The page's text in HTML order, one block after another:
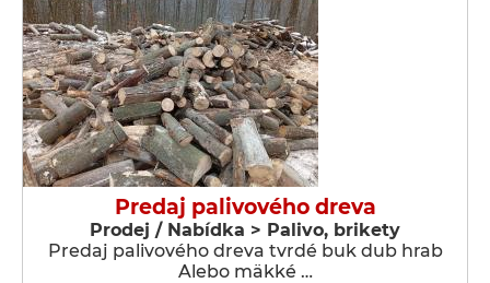
Predaj palivového dreva
Prodej / Nabídka > Palivo, brikety
Predaj palivového dreva tvrdé buk dub hrab
Alebo mäkké …